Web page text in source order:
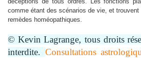
comme étant des scénarios de vie, et
remèdes homéopathiques.
© Kevin Lagrange, tous droits
interdite. Consultations